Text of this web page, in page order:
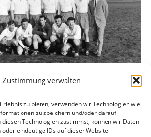
Zustimmung verwalten
zu bieten, verwenden wir Technologien wie
zu speichern und/oder darauf
diesen Technologien zustimmst, können wir Daten
eindeutige IDs auf dieser Website
nach dem entscheidenden 0:0 gegen Saar 05
Dieter Strich (als Feldspieler für den
Alfred Weiß, Georg Pröstler,
Herbert Gauck, Jürgen Lorenz,